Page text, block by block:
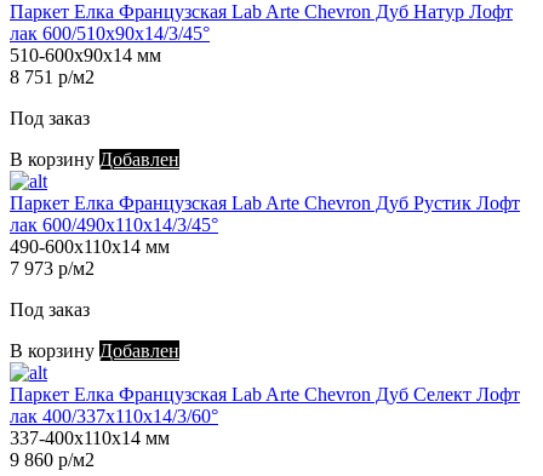
Паркет Елка Французская Lab Arte Chevron Дуб Натур Лофт
лак 600/510х90х14/3/45°
510-600х90х14 мм
8 751 р/м2
Под заказ
В корзину Добавлен
Паркет Елка Французская Lab Arte Chevron Дуб Рустик Лофт
лак 600/490х110х14/3/45°
490-600х110х14 мм
7 973 р/м2
Под заказ
В корзину Добавлен
Паркет Елка Французская Lab Arte Chevron Дуб Селект Лофт
лак 400/337х110х14/3/60°
337-400х110х14 мм
9 860 р/м2